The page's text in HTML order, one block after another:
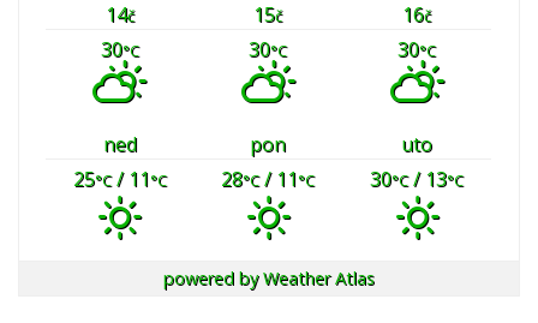
14č 15č 16č
30°C 30°C 30°C
ned pon
uto
25°C/ 11°C 28°C/ 11°C 30°C/ 13°C
powered byWeather Atlas